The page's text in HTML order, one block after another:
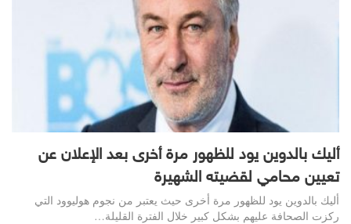
أليك بالدوين يود للظهور مرة أخرى بعد الإعلان عن
تعيين محامي لقضيته الشهيرة
أليك بالدوين يود للظهور مرة أخرى حيث يعتبر من نجوم هوليوود التي
ركزت الصحافة عليهم بشكل كبير خلال الفترة القليلة…